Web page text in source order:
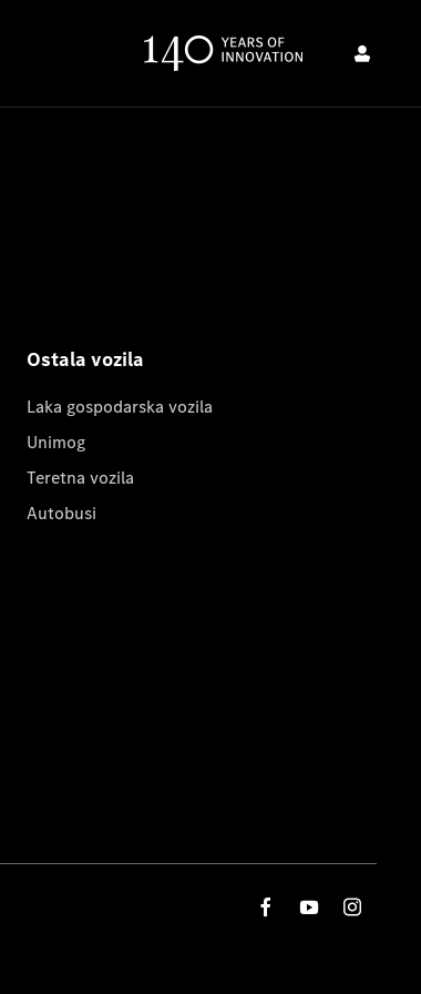
Ostala vozila
Laka gospodarska vozila
Unimog
Teretna vozila
Autobusi